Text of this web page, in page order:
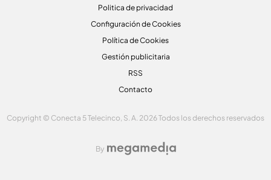
Politica de privacidad
Configuración de Cookies
Política de Cookies
Gestión publicitaria
RSS
Contacto
Copyright © Conecta 5 Telecinco, S. A. 2026 Todos los derechos reservados
By